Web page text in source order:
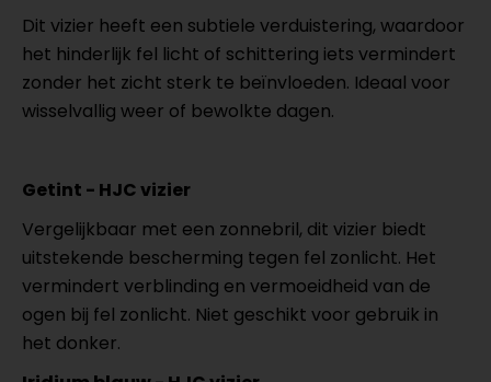
Dit vizier heeft een subtiele verduistering, waardoor
het hinderlijk fel licht of schittering iets vermindert
zonder het zicht sterk te beïnvloeden. Ideaal voor
wisselvallig weer of bewolkte dagen.
Getint - HJC vizier
Vergelijkbaar met een zonnebril, dit vizier biedt
uitstekende bescherming tegen fel zonlicht. Het
vermindert verblinding en vermoeidheid van de
ogen bij fel zonlicht. Niet geschikt voor gebruik in
het donker.